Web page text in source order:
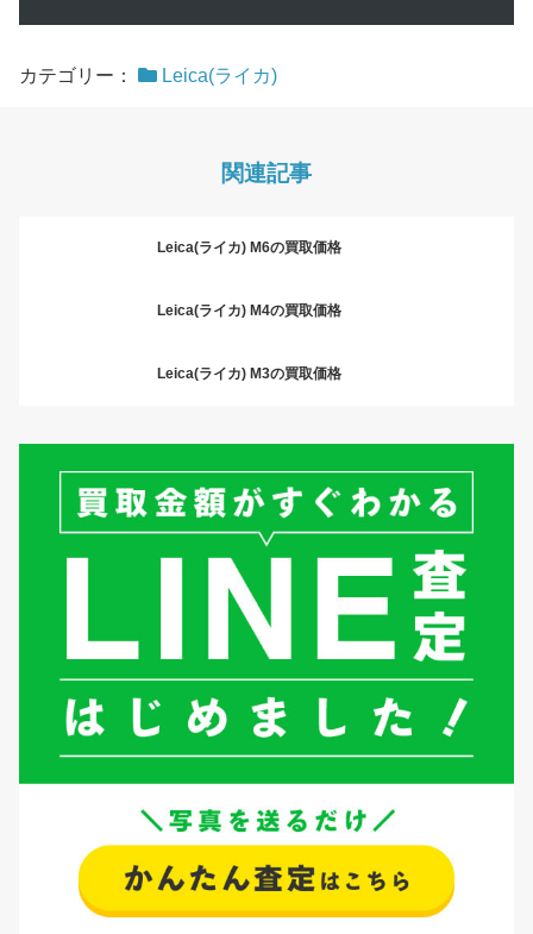
カテゴリー： Leica(ライカ)
関連記事
Leica(ライカ) M6の買取価格
Leica(ライカ) M4の買取価格
Leica(ライカ) M3の買取価格